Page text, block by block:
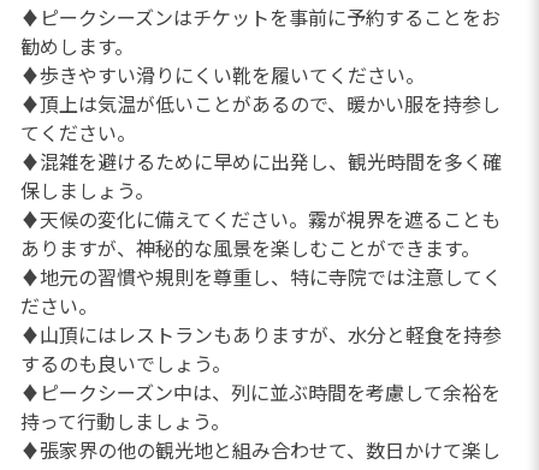
♦ピークシーズンはチケットを事前に予約することをお
勧めします。
♦歩きやすい滑りにくい靴を履いてください。
♦頂上は気温が低いことがあるので、暖かい服を持参し
てください。
♦混雑を避けるために早めに出発し、観光時間を多く確
保しましょう。
♦天候の変化に備えてください。霧が視界を遮ることも
ありますが、神秘的な風景を楽しむことができます。
♦地元の習慣や規則を尊重し、特に寺院では注意してく
ださい。
♦山頂にはレストランもありますが、水分と軽食を持参
するのも良いでしょう。
♦ピークシーズン中は、列に並ぶ時間を考慮して余裕を
持って行動しましょう。
♦張家界の他の観光地と組み合わせて、数日かけて楽し